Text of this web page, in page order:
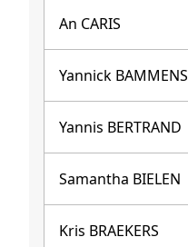
An CARIS
Yannick BAMMENS
Yannis BERTRAND
Samantha BIELEN
Kris BRAEKERS